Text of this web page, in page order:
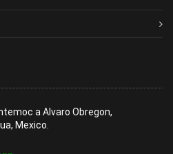
a Alvaro Obregon,
Mexico.